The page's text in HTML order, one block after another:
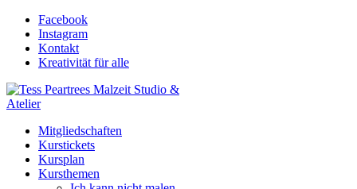
Facebook
Instagram
Kontakt
Kreativität für alle
Mitgliedschaften
Kurstickets
Kursplan
Kursthemen